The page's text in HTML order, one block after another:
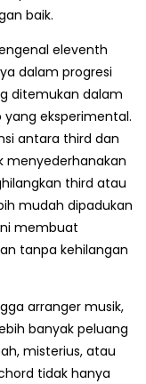
baik.
eleventh
dalam progresi
ditemukan dalam
yang eksperimental.
antara third dan
menyederhanakan
third atau
mudah dipadukan
membuat
tanpa kehilangan
arranger musik,
banyak peluang
misterius, atau
tidak hanya